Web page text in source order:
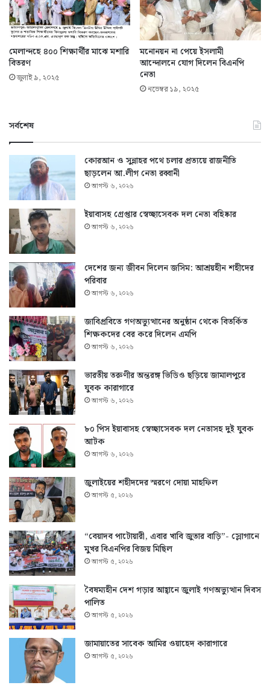
মেলান্দহে ৪০০ শিক্ষার্থীর মাঝে মশারি
বিতরণ
জুলাই ৯, ২০২৫
মনোনয়ন না পেয়ে ইসলামী
আন্দোলনে যোগ দিলেন বিএনপি
নেতা
নভেম্বর ১৯, ২০২৫
সর্বশেষ
কোরআন ও সুন্নাহর পথে চলার প্রত্যয়ে রাজনীতি
ছাড়লেন আ.লীগ নেতা রব্বানী
আগস্ট ৬, ২০২৬
ইয়াবাসহ গ্রেপ্তার স্বেচ্ছাসেবক দল নেতা বহিষ্কার
আগস্ট ৬, ২০২৬
দেশের জন্য জীবন দিলেন জসিম: আশ্রয়হীন শহীদের
পরিবার
আগস্ট ৬, ২০২৬
জাবিপ্রবিতে গণঅভ্যুত্থানের অনুষ্ঠান থেকে বিতর্কিত
শিক্ষকদের বের করে দিলেন এমপি
আগস্ট ৬, ২০২৬
ভারতীয় তরুণীর অন্তরঙ্গ ভিডিও ছড়িয়ে জামালপুরে
যুবক কারাগারে
আগস্ট ৬, ২০২৬
৮০ পিস ইয়াবাসহ স্বেচ্ছাসেবক দল নেতাসহ দুই যুবক
আটক
আগস্ট ৬, ২০২৬
জুলাইয়ের শহীদদের স্মরণে দোয়া মাহফিল
আগস্ট ৫, ২০২৬
“বেয়াদব পাটোয়ারী, এবার খাবি জুতার বাড়ি”- স্লোগানে
মুখর বিএনপির বিজয় মিছিল
আগস্ট ৫, ২০২৬
বৈষম্যহীন দেশ গড়ার আহ্বানে জুলাই গণঅভ্যুত্থান দিবস
পালিত
আগস্ট ৫, ২০২৬
জামায়াতের সাবেক আমির ওয়াহেদ কারাগারে
আগস্ট ৫, ২০২৬